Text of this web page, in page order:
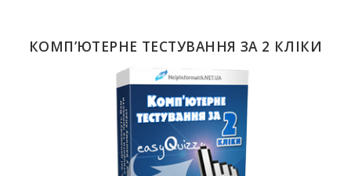
КОМП’ЮТЕРНЕ ТЕСТУВАННЯ ЗА 2 КЛІКИ